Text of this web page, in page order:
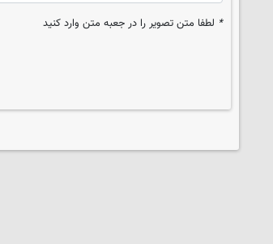
* لطفا متن تصویر را در جعبه متن وارد کنید